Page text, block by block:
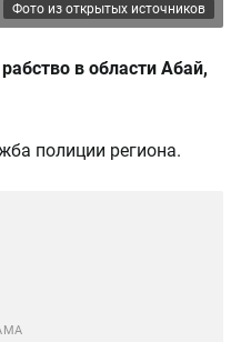
Фото из открытых источников
в области Абай,
полиции региона.